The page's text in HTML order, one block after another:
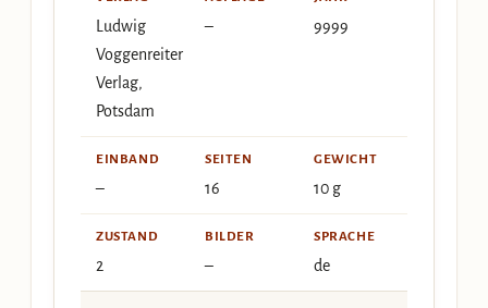
Ludwig
Voggenreiter
Verlag,
Potsdam
– 9999
EINBAND
–
SEITEN
16
GEWICHT
10 g
ZUSTAND
2
BILDER
–
SPRACHE
de